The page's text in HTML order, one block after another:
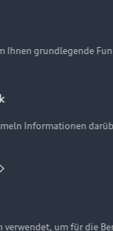
und Anordnung
Ihnen grundlegende
Informationen
verwendet, um für die